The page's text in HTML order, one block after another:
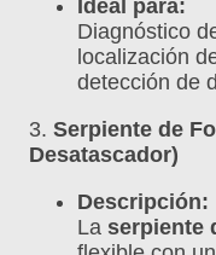
Ideal para:
Diagnóstico
localización
detección de
3. Serpiente de
Desatascador)
Descripción:
La serpiente